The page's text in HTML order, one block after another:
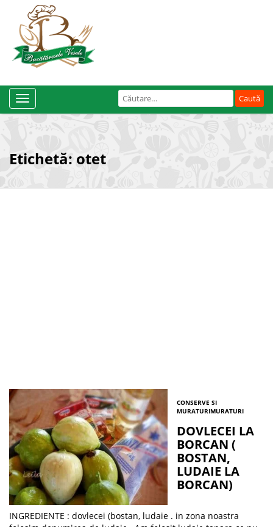
Caută
după:
Toggle
Navigation
Etichetă: otet
CONSERVE SI
MURATURIMURATURI
DOVLECEI LA
BORCAN (
BOSTAN,
LUDAIE LA
BORCAN)
INGREDIENTE : dovlecei (bostan, ludaie . in zona noastra